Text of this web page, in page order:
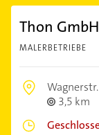
Thon
MALERBETRIEBE
3,5 km